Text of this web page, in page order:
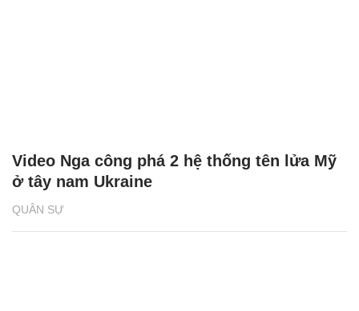
QUÂN SỰ
Video Nga công phá 2 hệ thống tên lửa Mỹ
ở tây nam Ukraine